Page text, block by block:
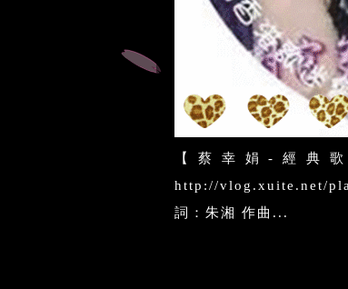
【蔡幸娟-經典
http://vlog.xuite.net/
詞：朱湘 作曲...